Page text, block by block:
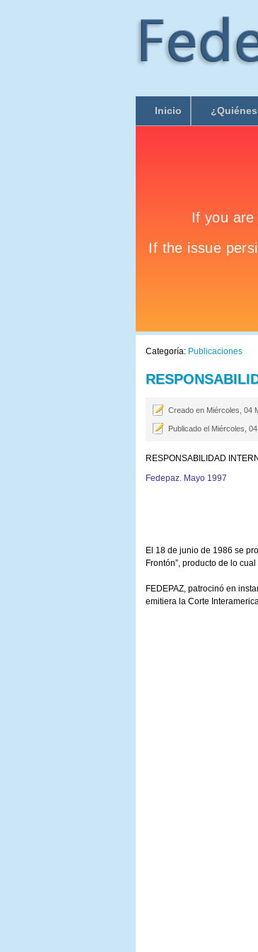
Inicio
Categoría: Publicaciones
Creado en Miércoles, 04
Publicado el Miércoles,
RESPONSABILIDAD
Fedepaz. Mayo 1997
El 18 de junio de 1986 se
Frontón”, producto de lo
FEDEPAZ, patrocinó en
emitiera la Corte